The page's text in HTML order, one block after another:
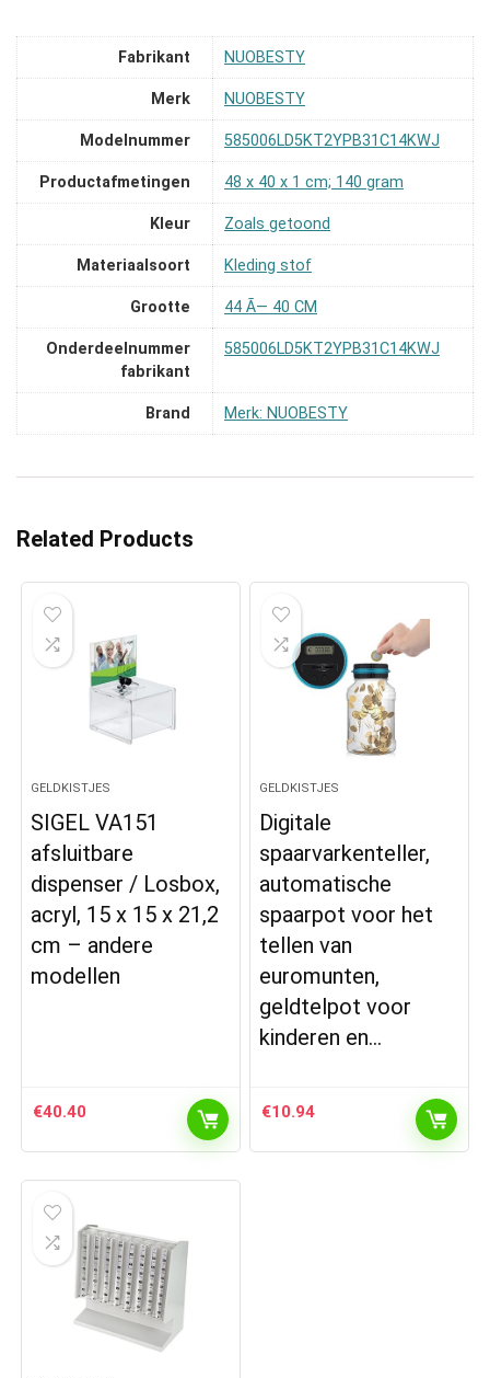
Fabrikant ‎NUOBESTY
Merk ‎NUOBESTY
Modelnummer ‎585006LD5KT2YPB31C14KWJ
Productafmetingen ‎48 x 40 x 1 cm; 140 gram
Kleur ‎Zoals getoond
Materiaalsoort ‎Kleding stof
Grootte ‎44 Ã— 40 CM
Onderdeelnummer
fabrikant
‎585006LD5KT2YPB31C14KWJ
Brand Merk: NUOBESTY
Related Products
GELDKISTJES
SIGEL VA151
afsluitbare
dispenser / Losbox,
acryl, 15 x 15 x 21,2
cm – andere
modellen
€40.40
GELDKISTJES
Digitale
spaarvarkenteller,
automatische
spaarpot voor het
tellen van
euromunten,
geldtelpot voor
kinderen en…
€10.94